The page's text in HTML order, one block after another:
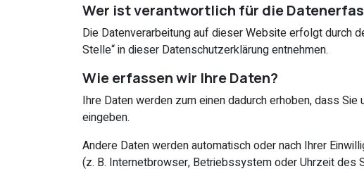
Wer ist verantwortlich für die
Die Datenverarbeitung auf dieser Website erfolgt durch
Stelle“ in dieser Datenschutzerklärung entnehmen.
Wie erfassen wir Ihre Daten?
Ihre Daten werden zum einen dadurch erhoben, dass
eingeben.
Andere Daten werden automatisch oder nach Ihrer
(z. B. Internetbrowser, Betriebssystem oder Uhrzeit